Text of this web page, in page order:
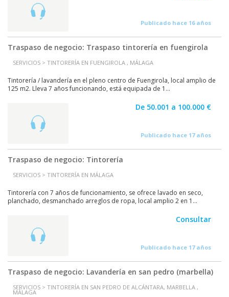
Publicado hace 16 años
Traspaso de negocio: Traspaso tintorería en fuengirola
SERVICIOS > TINTORERÍA EN FUENGIROLA , MÁLAGA
Tintorería / lavandería en el pleno centro de Fuengirola, local amplio de
125 m2. Lleva 7 años funcionando, está equipada de 1...
De 50.001 a 100.000 €
Publicado hace 17 años
Traspaso de negocio: Tintorería
SERVICIOS > TINTORERÍA EN MÁLAGA
Tintorería con 7 años de funcionamiento, se ofrece lavado en seco,
planchado, desmanchado arreglos de ropa, local amplio 2 en 1...
Consultar
Publicado hace 17 años
Traspaso de negocio: Lavandería en san pedro (marbella)
SERVICIOS > TINTORERÍA EN SAN PEDRO DE ALCÁNTARA, MARBELLA ,
MÁLAGA